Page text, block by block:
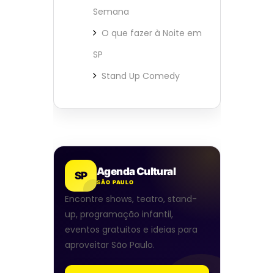
Semana
O que fazer à Noite em
SP
Stand Up Comedy
SP Agenda Cultural
SÃO PAULO
Encontre shows, teatro, stand-
up, programação infantil,
eventos gratuitos e ideias para
aproveitar São Paulo.